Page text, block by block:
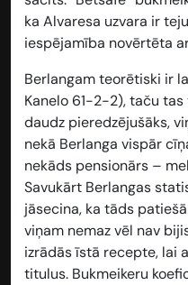
ka Alvaresa uzvara ir
iespējamība novērtēta
Berlangam teorētiski ir
Kanelo 61-2-2), taču
daudz pieredzējušāks,
nekā Berlanga vispār
nekāds pensionārs –
Savukārt Berlangas
jāsecina, ka tāds
viņam nemaz vēl nav
izrādās īstā recepte, lai
titulus. Bukmeikeru